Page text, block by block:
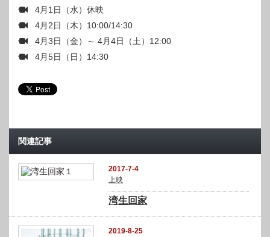
4月1日（水）休映
4月2日（木）10:00/14:30
4月3日（金）～ 4月4日（土）12:00
4月5日（日）14:30
関連記事
2017-7-4
上映
湾生回家
2019-8-25